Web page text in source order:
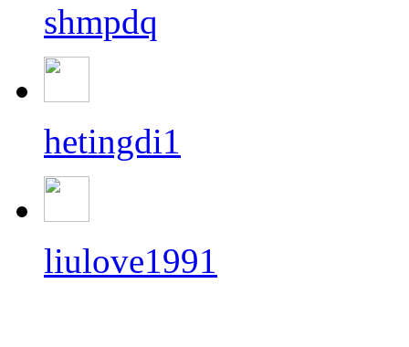
shmpdq
hetingdi1
liulove1991